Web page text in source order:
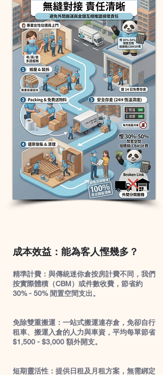
成本效益：能為客人慳幾多？
精準計費：與傳統迷你倉按房計費不同，我們
按實際體積（CBM）或件數收費，節省約
30% - 50% 閒置空間支出。
免除雙重搬運：一站式搬運連存倉，免卻自行
租車、搬運入倉的人力與車資，平均每單節省
$1,500 - $3,000 額外開支。
短期靈活性：提供日租及月租方案，無需綁定